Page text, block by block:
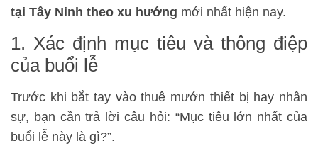
tại Tây Ninh theo xu hướng mới nhất hiện nay.
1. Xác định mục tiêu và thông điệp
của buổi lễ
Trước khi bắt tay vào thuê mướn thiết bị hay nhân
sự, bạn cần trả lời câu hỏi: “Mục tiêu lớn nhất của
buổi lễ này là gì?”.